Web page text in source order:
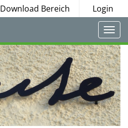
Download Bereich Login